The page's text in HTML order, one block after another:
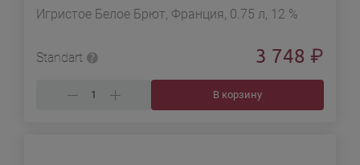
Игристое Белое Брют, Франция, 0.75 л, 12 %
Standart 3 748 ₽
В корзину